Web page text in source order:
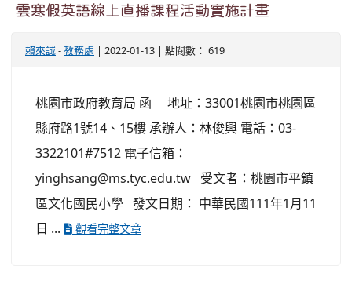
雲寒假英語線上直播課程活動實施計畫
賴來誠-教務處 | 2022-01-13 | 點閱數： 619
桃園市政府教育局 函 地址：33001桃園市桃園區
縣府路1號14、15樓 承辦人：林俊興 電話：03-
3322101#7512 電子信箱：
yinghsang@ms.tyc.edu.tw 受文者：桃園市平鎮
區文化國民小學 發文日期： 中華民國111年1月11
日 ...
觀看完整文章